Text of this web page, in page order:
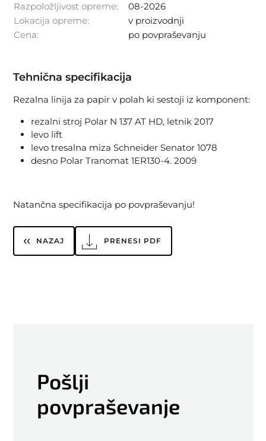
Razpoložljivost opreme:
08-2026
Lokacija opreme:
v proizvodnji
Cena:
po povpraševanju
Tehnična specifikacija
Rezalna linija za papir v polah ki sestoji iz komponent:
rezalni stroj Polar N 137 AT HD, letnik 2017
levo lift
levo tresalna miza Schneider Senator 1078
desno Polar Tranomat 1ER130-4. 2009
Natančna specifikacija po povpraševanju!
NAZAJ PRENESI PDF
Pošlji
povpraševanje